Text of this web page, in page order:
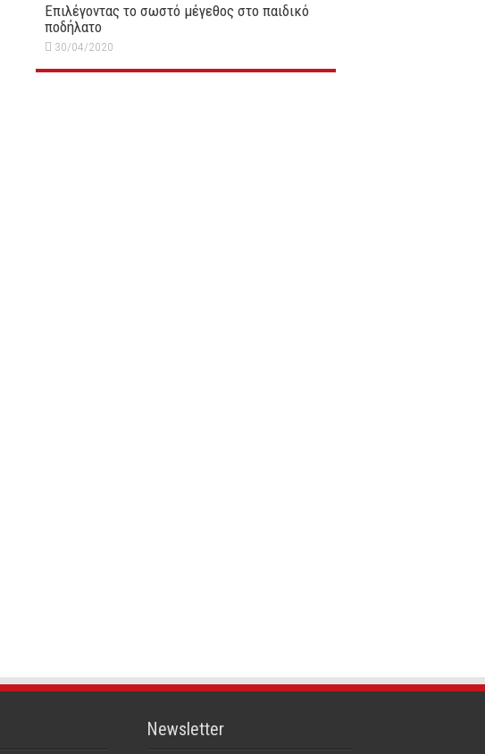
Επιλέγοντας το σωστό μέγεθος στο παιδικό
ποδήλατο
30/04/2020
Newsletter